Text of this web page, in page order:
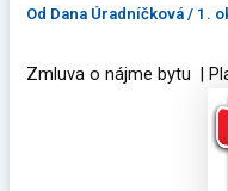
Od Dana Úradníčková/ 1.
Zmluva o nájme bytu |